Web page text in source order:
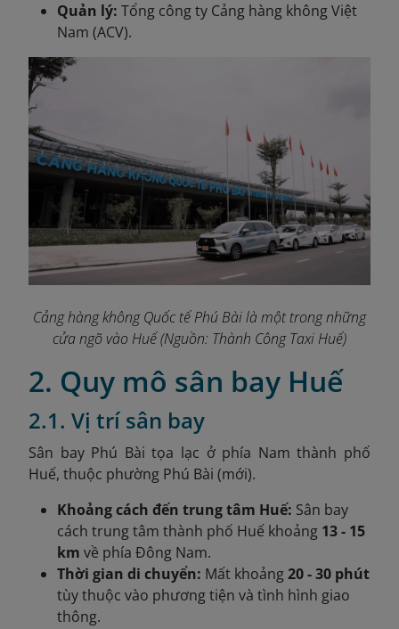
Quản lý: Tổng công ty Cảng hàng không Việt
Nam (ACV).
Cảng hàng không Quốc tế Phú Bài là một trong những
cửa ngõ vào Huế(Nguồn: Thành Công Taxi Huế)
2. Quy mô sân bay Huế
2.1. Vị trí sân bay
Sân bay Phú Bài tọa lạc ở phía Nam thành phố
Huế, thuộc phường Phú Bài (mới).
Khoảng cách đến trung tâm Huế: Sân bay
cách trung tâm thành phố Huế khoảng 13 - 15
km về phía Đông Nam.
Thời gian di chuyển: Mất khoảng20 - 30 phút
tùy thuộc vào phương tiện và tình hình giao
thông.